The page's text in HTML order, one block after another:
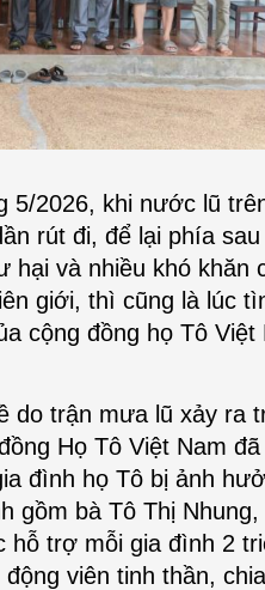
5/2026, khi nước lũ
rút đi, để lại phía
hại và nhiều khó khăn
giới, thì cũng là lúc
cộng đồng họ Tô
do trận mưa lũ xảy ra
Họ Tô Việt Nam
đình họ Tô bị ảnh
gồm bà Tô Thị
hỗ trợ mỗi gia đình 2
viên tinh thần,